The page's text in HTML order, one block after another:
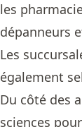
les
dépanneurs
Les
également
Du côté des
sciences